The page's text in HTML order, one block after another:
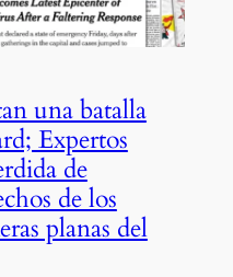
una batalla
Expertos
de
de los
planas del